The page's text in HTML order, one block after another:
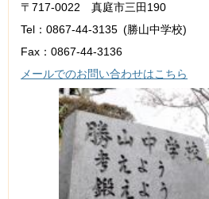
〒717-0022 真庭市三田190
Tel：0867-44-3135
勝山中学校
Fax：0867-44-3136
メールでのお問い合わせはこちら